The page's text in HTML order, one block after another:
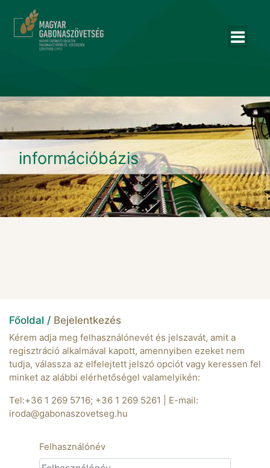
információbázis
Főoldal / Bejelentkezés
Kérem adja meg felhasználónevét és jelszavát, amit a
regisztráció alkalmával kapott, amennyiben ezeket nem
tudja, válassza az elfelejtett jelszó opciót vagy keressen fel
minket az alábbi elérhetőségel valamelyikén:
Tel:+36 1 269 5716; +36 1 269 5261 | E-mail:
iroda@gabonaszovetseg.hu
Felhasználónév